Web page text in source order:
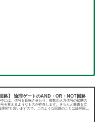
路】 論理ゲートのAND・OR・NOT回路
には、信号を反転させたり、複数の入力信号の状態の
を変えるようなものが存在します。きちんと筋道を立
理的”と言いますので、このような回路のことは論理回路